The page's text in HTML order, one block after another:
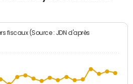
fiscaux (Source : JDN d'après